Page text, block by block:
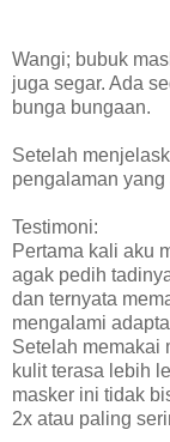
Wangi; bubuk
juga segar. Ada
bunga bungaan.
Setelah
pengalaman
Testimoni:
Pertama kali aku
agak pedih
dan ternyata
mengalami
Setelah memakai
kulit terasa lebih
masker ini tidak
2x atau paling